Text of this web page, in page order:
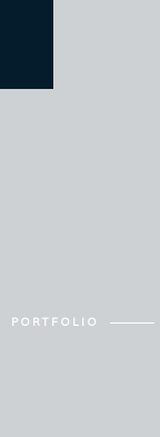
PORTFOLIO